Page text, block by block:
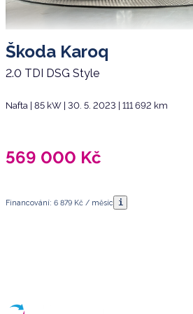
Start-stop systém
USB
Vyhřívaná zadní sedadla
Vyhřívaný volant
Škoda Karoq
2.0 TDI DSG Style
Nafta | 85 kW | 30. 5. 2023 | 111 692 km
569 000 Kč
Financování: 6 879 Kč / měsíc i